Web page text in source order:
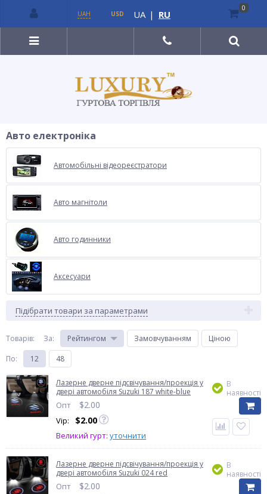
Авто електроніка
Автомобільні відеореєстратори
Авто магнітоли
Авто годинники
Аксесуари
Підібрати товари за параметрами
Товарів: За: Рейтингом Замовчуванням
Ціною
По: 12 48
Лазерне дверне підсвічування/проекція у
двері автомобіля Suzuki 187 white-blue
Опт $2.00
Vip: $2.00
Великий гурт: уточнити
В
наявності
Лазерне дверне підсвічування/проекція у
двері автомобіля Suzuki 024 red
Опт $2.00
В
наявності
UAH USD UA | RU
0